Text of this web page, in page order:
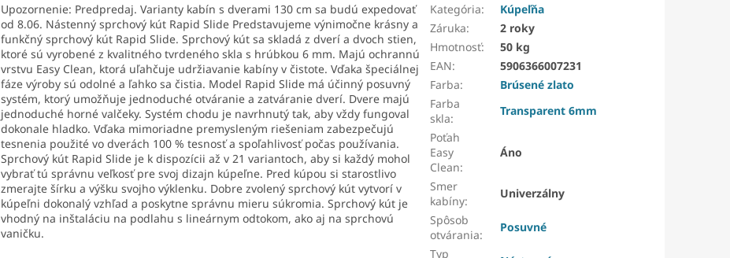
Upozornenie: Predpredaj. Varianty kabín s dverami 130 cm sa budú expedovať
od 8.06. Nástenný sprchový kút Rapid Slide Predstavujeme výnimočne krásny a
funkčný sprchový kút Rapid Slide. Sprchový kút sa skladá z dverí a dvoch stien,
ktoré sú vyrobené z kvalitného tvrdeného skla s hrúbkou 6 mm. Majú ochrannú
vrstvu Easy Clean, ktorá uľahčuje udržiavanie kabíny v čistote. Vďaka špeciálnej
fáze výroby sú odolné a ľahko sa čistia. Model Rapid Slide má účinný posuvný
systém, ktorý umožňuje jednoduché otváranie a zatváranie dverí. Dvere majú
jednoduché horné valčeky. Systém chodu je navrhnutý tak, aby vždy fungoval
dokonale hladko. Vďaka mimoriadne premysleným riešeniam zabezpečujú
tesnenia použité vo dverách 100 % tesnosť a spoľahlivosť počas používania.
Sprchový kút Rapid Slide je k dispozícii až v 21 variantoch, aby si každý mohol
vybrať tú správnu veľkosť pre svoj dizajn kúpeľne. Pred kúpou si starostlivo
zmerajte šírku a výšku svojho výklenku. Dobre zvolený sprchový kút vytvorí v
kúpeľni dokonalý vzhľad a poskytne správnu mieru súkromia. Sprchový kút je
vhodný na inštaláciu na podlahu s lineárnym odtokom, ako aj na sprchovú
vaničku.
Kategória:
Kúpeľňa
Záruka:
2 roky
Hmotnosť:
50 kg
EAN:
5906366007231
Farba:
Brúsené zlato
Farba
skla:
Transparent 6mm
Poťah
Easy
Clean:
Áno
Smer
kabíny:
Univerzálny
Spôsob
otvárania:
Posuvné
Typ